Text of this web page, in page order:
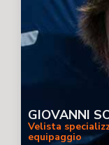
GIOVANNI
Velista
equipaggio